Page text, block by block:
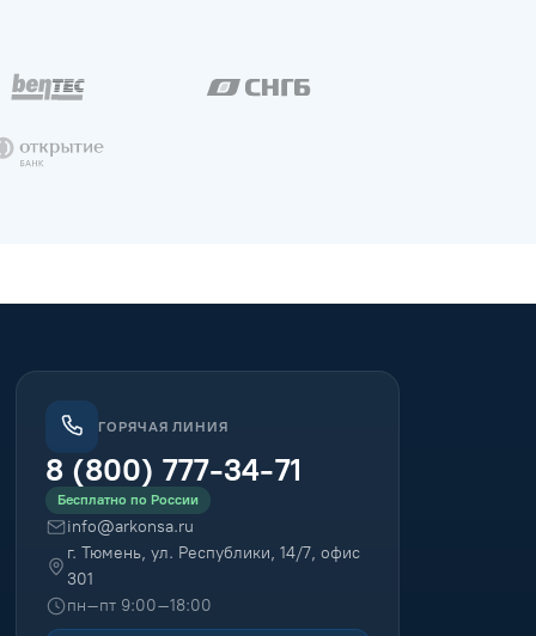
ГОРЯЧАЯ ЛИНИЯ
8 (800) 777-34-71
Бесплатно по России
info@arkonsa.ru
г. Тюмень, ул. Республики, 14/7, офис
301
пн–пт 9:00–18:00